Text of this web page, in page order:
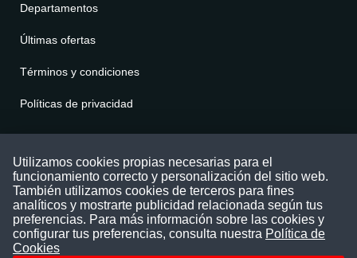
Departamentos
Últimas ofertas
Términos y condiciones
Políticas de privacidad
Puede comunicarse con nosotros a través
nuestras redes sociales o del correo:
contacto@convocatoriasdetrabajo.com
Siguenos en:
Utilizamos cookies propias necesarias para el
funcionamiento correcto y personalización del sitio web.
También utilizamos cookies de terceros para fines
analíticos y mostrarte publicidad relacionada según tus
preferencias. Para más información sobre las cookies y
configurar tus preferencias, consulta nuestra Política de
Cookies